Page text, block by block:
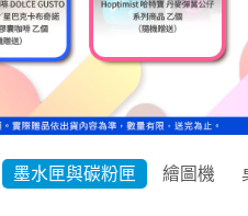
墨水匣與碳粉匣 繪圖機